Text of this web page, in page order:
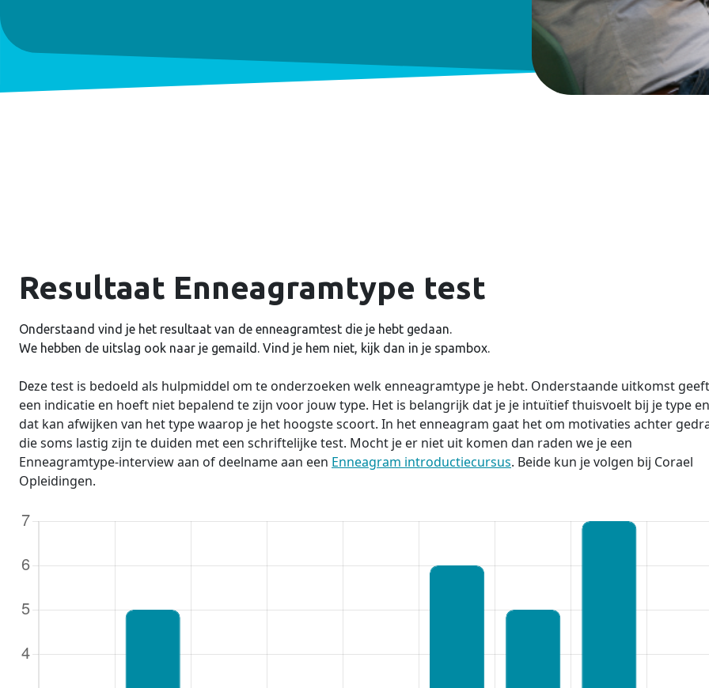
Resultaat Enneagramtype test
Onderstaand vind je het resultaat van de enneagramtest die je hebt gedaan.
We hebben de uitslag ook naar je gemaild. Vind je hem niet, kijk dan in je spambox.
Deze test is bedoeld als hulpmiddel om te onderzoeken welk enneagramtype je hebt. Onderstaande uitkomst geeft
een indicatie en hoeft niet bepalend te zijn voor jouw type. Het is belangrijk dat je je intuïtief thuisvoelt bij je type en
dat kan afwijken van het type waarop je het hoogste scoort. In het enneagram gaat het om motivaties achter
die soms lastig zijn te duiden met een schriftelijke test. Mocht je er niet uit komen dan raden we je een
Enneagramtype-interview aan of deelname aan een Enneagram introductiecursus. Beide kun je volgen bij Corael
Opleidingen.